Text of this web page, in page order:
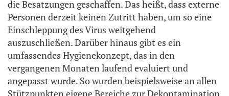
die Besatzungen geschaffen. Das heißt, dass externe
Personen derzeit keinen Zutritt haben, um so eine
Einschleppung des Virus weitgehend
auszuschließen. Darüber hinaus gibt es ein
umfassendes Hygienekonzept, das in den
vergangenen Monaten laufend evaluiert und
angepasst wurde. So wurden beispielsweise an allen
Stützpunkten eigene Bereiche zur Dekontamination